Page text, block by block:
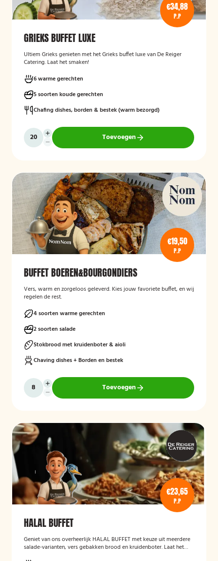
€34,88
P.P
GRIEKS BUFFET LUXE
Ultiem Grieks genieten met het Grieks buffet luxe van De Reiger
Catering. Laat het smaken!
6 warme gerechten
5 soorten koude gerechten
Chafing dishes, borden & bestek (warm bezorgd)
Toevoegen
€19,50
P.P
BUFFET BOEREN&BOURGONDIERS
Vers, warm en zorgeloos geleverd. Kies jouw favoriete buffet, en wij
regelen de rest.
4 soorten warme gerechten
2 soorten salade
Stokbrood met kruidenboter & aioli
Chaving dishes + Borden en bestek
Toevoegen
€23,65
P.P
HALAL BUFFET
Geniet van ons overheerlijk HALAL BUFFET met keuze uit meerdere
salade-varianten, vers gebakken brood en kruidenboter. Laat het